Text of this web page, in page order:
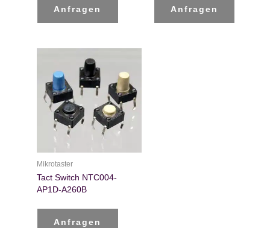
Anfragen Anfragen
Mikrotaster
Tact Switch NTC004-
AP1D-A260B
Anfragen